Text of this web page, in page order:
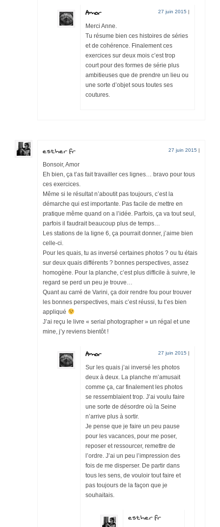
Amor 27 juin 2015 |
Merci Anne.
Tu résume bien ces histoires de séries
et de cohérence. Finalement ces
exercices sur deux mois c’est trop
court pour des formes de série plus
ambitieuses que de prendre un lieu ou
une sorte d’objet sous toutes ses
coutures.
esther fr 27 juin 2015 |
Bonsoir, Amor
Eh bien, ça t’as fait travailler ces lignes… bravo pour tous
ces exercices.
Même si le résultat n’aboutit pas toujours, c’est la
démarche qui est importante. Pas facile de mettre en
pratique même quand on a l’idée. Parfois, ça va tout seul,
parfois il faudrait beaucoup plus de temps…
Les stations de la ligne 6, ça pourrait donner, j’aime bien
celle-ci.
Pour les quais, tu as inversé certaines photos ? ou tu étais
sur deux quais différents ? bonnes perspectives, assez
homogène. Pour la planche, c’est plus difficile à suivre, le
regard se perd un peu je trouve…
Quant au carré de Varini, ça doir rendre fou pour trouver
les bonnes perspectives, mais c’est réussi, tu t’es bien
appliqué
J’ai reçu le livre « serial photographer » un régal et une
mine, j’y reviens bientôt !
Amor 27 juin 2015 |
Sur les quais j’ai inversé les photos
deux à deux. La planche m’amusait
comme ça, car finalement les photos
se ressemblaient trop. J’ai voulu faire
une sorte de désordre où la Seine
n’arrive plus à sortir.
Je pense que je faire un peu pause
pour les vacances, pour me poser,
reposer et ressourcer, remettre de
l’ordre. J’ai un peu l’impression des
fois de me disperser. De partir dans
tous les sens, de vouloir tout faire et
pas toujours de la façon que je
souhaitais.
esther fr